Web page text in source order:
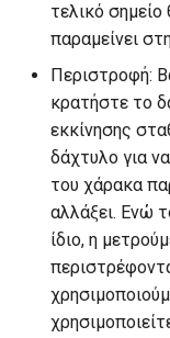
τελικό
παραμείνει
Περιστροφή:
κρατήστε το
εκκίνησης
δάχτυλο για
του χάρακα
αλλάξει. Ενώ
ίδιο, η